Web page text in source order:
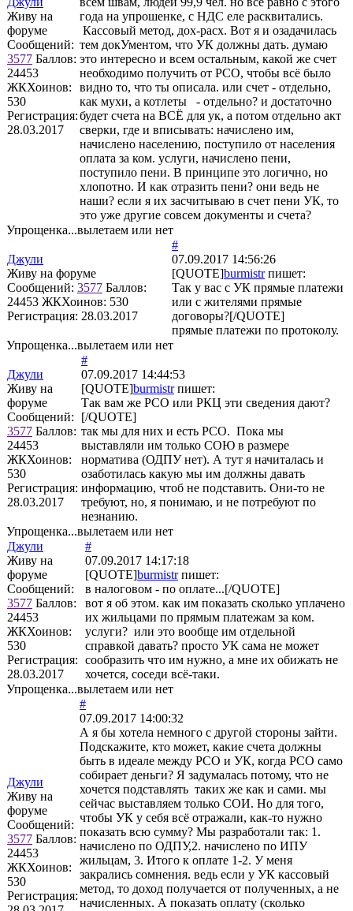
Живу на
форуме
Сообщений:
3577 Баллов:
24453
ЖКХоинов:
530
Регистрация:
28.03.2017
года на упрошенке, с НДС еле расквитались.
Кассовый метод, дох-расх. Вот я и озадачилась
тем докУментом, что УК должны дать. думаю
это интересно и всем остальным, какой же счет
необходимо получить от РСО, чтобы всё было
видно то, что ты описала. или счет - отдельно,
как мухи, а котлеты - отдельно? и достаточно
будет счета на ВСЁ для ук, а потом отдельно акт
сверки, где и вписывать: начислено им,
начислено населению, поступило от населения
оплата за ком. услуги, начислено пени,
поступило пени. В принципе это логично, но
хлопотно. И как отразить пени? они ведь не
наши? если я их засчитываю в счет пени УК, то
это уже другие совсем документы и счета?
Упрощенка...вылетаем или нет
Джули
Живу на форуме
Сообщений: 3577 Баллов:
24453 ЖКХоинов: 530
Регистрация: 28.03.2017
#
07.09.2017 14:56:26
[QUOTE]burmistrпишет:
Так у вас с УК прямые платежи
или с жителями прямые
договоры?[/QUOTE]
прямые платежи по протоколу.
Упрощенка...вылетаем или нет
Джули
Живу на
форуме
Сообщений:
3577 Баллов:
24453
ЖКХоинов:
530
Регистрация:
28.03.2017
#
07.09.2017 14:44:53
[QUOTE]burmistrпишет:
Так вам же РСО или РКЦ эти сведения дают?
[/QUOTE]
так мы для них и есть РСО. Пока мы
выставляли им только СОЮ в размере
норматива (ОДПУ нет). А тут я начиталась и
озаботилась какую мы им должны давать
информацию, чтоб не подставить. Они-то не
требуют, но, я понимаю, и не потребуют по
незнанию.
Упрощенка...вылетаем или нет
Джули
Живу на
форуме
Сообщений:
3577 Баллов:
24453
ЖКХоинов:
530
Регистрация:
28.03.2017
#
07.09.2017 14:17:18
[QUOTE]burmistrпишет:
в налоговом - по оплате...[/QUOTE]
вот я об этом. как им показать сколько уплачено
их жильцами по прямым платежам за ком.
услуги? или это вообще им отдельной
справкой давать? просто УК сама не может
сообразить что им нужно, а мне их обижать не
хочется, соседи всё-таки.
Упрощенка...вылетаем или нет
Джули
Живу на
форуме
Сообщений:
3577 Баллов:
24453
ЖКХоинов:
530
Регистрация:
#
07.09.2017 14:00:32
А я бы хотела немного с другой стороны зайти.
Подскажите, кто может, какие счета должны
быть в идеале между РСО и УК, когда РСО само
собирает деньги? Я задумалась потому, что не
хочется подставлять таких же как и сами. мы
сейчас выставляем только СОИ. Но для того,
чтобы УК у себя всё отражали, как-то нужно
показать всю сумму? Мы разработали так: 1.
начислено по ОДПУ,2. начислено по ИПУ
жильцам, 3. Итого к оплате 1-2. У меня
закрались сомнения. ведь если у УК кассовый
метод, то доход получается от полученных, а не
начисленных. А показать оплату (сколько